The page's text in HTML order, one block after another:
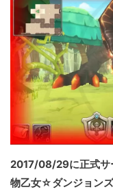
2017/08/29に正式サ
物乙女☆ダンジョン